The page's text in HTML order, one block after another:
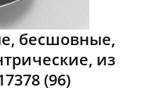
бесшовные,
из
(96)